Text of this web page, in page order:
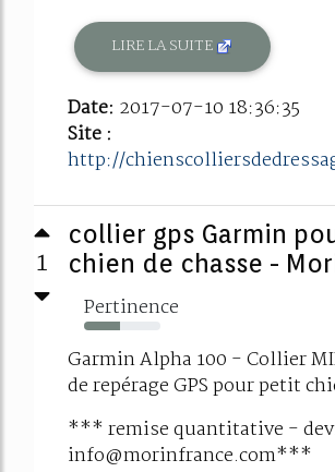
LIRE LA SUITE
Date: 2017-07-10 18:36:35
Site :
http://
1
collier gps Garmin
chien de chasse -
Pertinence
47%
Garmin Alpha 100 - Collier
de repérage GPS pour petit
*** remise quantitative -
info@morinfrance.com***